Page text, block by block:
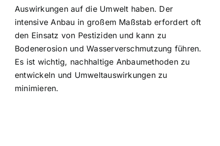
Auswirkungen auf die Umwelt haben. Der
intensive Anbau in großem Maßstab erfordert oft
den Einsatz von Pestiziden und kann zu
Bodenerosion und Wasserverschmutzung führen.
Es ist wichtig, nachhaltige Anbaumethoden zu
entwickeln und Umweltauswirkungen zu
minimieren.